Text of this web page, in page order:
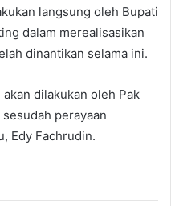
langsung oleh Bupati
dalam merealisasikan
dinantikan selama ini.
dilakukan oleh Pak
perayaan
Edy Fachrudin.